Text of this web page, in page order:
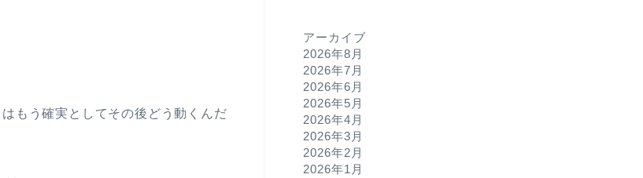
もう確実としてその後どう動くんだ
アーカイブ
2026年8月
2026年7月
2026年6月
2026年5月
2026年4月
2026年3月
2026年2月
2026年1月